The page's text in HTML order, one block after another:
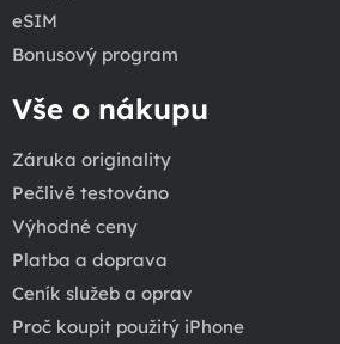
eSIM
Bonusový program
Vše o nákupu
Záruka originality
Pečlivě testováno
Výhodné ceny
Platba a doprava
Ceník služeb a oprav
Proč koupit použitý iPhone